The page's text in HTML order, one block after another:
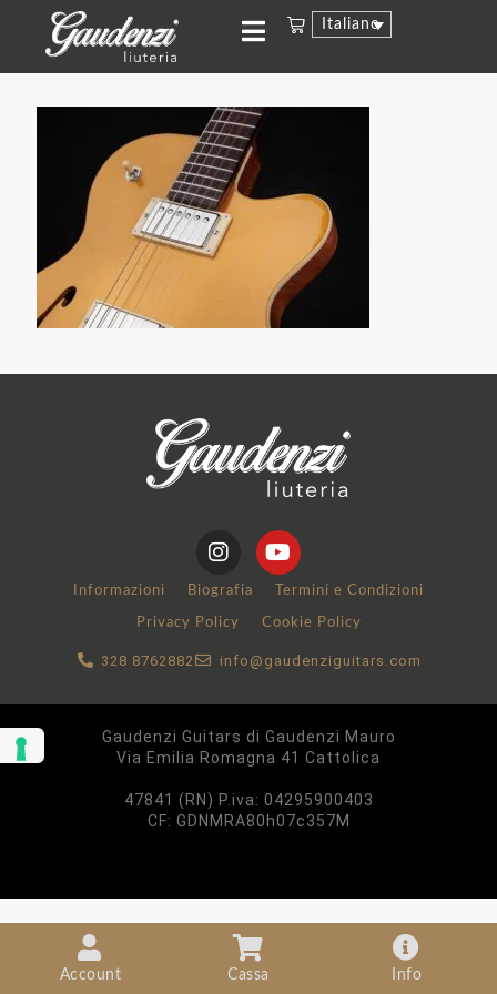
Italiano
Informazioni Biografia Termini e Condizioni
Privacy Policy Cookie Policy
328 8762882 info@gaudenziguitars.com
Gaudenzi Guitars di Gaudenzi Mauro
Via Emilia Romagna 41 Cattolica
47841 (RN) P.iva: ‪04295900403
CF: GDNMRA80h07c357M
Account Cassa Info